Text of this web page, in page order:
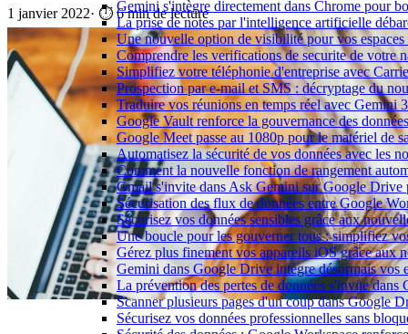
Gemini s'intègre directement dans Chrome pour
La prise de notes par l'intelligence artificielle
Une nouvelle option de visibilité pour vos
Comprendre les verifications de securite de votre
Simplifiez votre téléphonie d'entreprise avec
Prospection par e-mail et SMS : décryptage du
Traduire vos réunions en temps réel avec Gemini
Google Vault renforce la gouvernance des
Google Meet passe au 1080p pour le matériel de
Automatisez la sécurité de vos données avec les
Comment la nouvelle fonction de rangement
Gmail s'invite dans Ask Gemini sur Google Drive
Sécurisation des flux de données entre Google
Sécurisez vos données sensibles grâce aux
Une boucle pour les gouverner tous : simplifiez
Gérez plus finement vos appareils iOS grâce aux
Gemini dans Google Drive intègre désormais vos
La prévention des pertes de données s'invite dans
Scanner plusieurs pages d'un coup dans Google
Sécurisez vos données professionnelles sans
1 janvier 2022· ⏱️ 6 min de lecture